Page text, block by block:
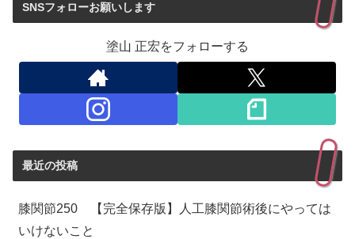
SNSフォローお願いします
塗山 正宏をフォローする
最近の投稿
膝関節250 【完全保存版】人工膝関節術後にやっては
いけないこと